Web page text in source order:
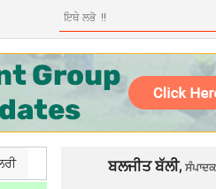
ਬਲਜੀਤ ਬੱਲੀ, ਸੰਪਾਦਕ